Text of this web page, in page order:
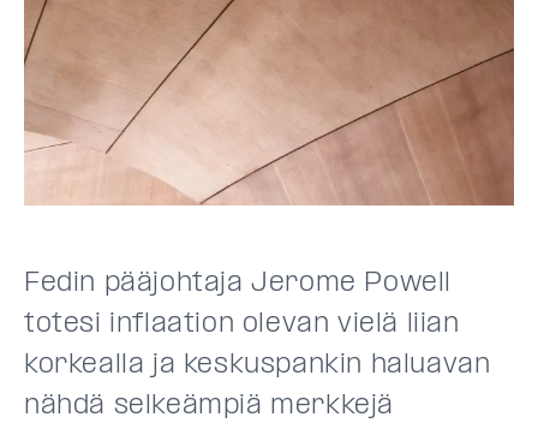
Fedin pääjohtaja Jerome Powell
totesi inflaation olevan vielä liian
korkealla ja keskuspankin haluavan
nähdä selkeämpiä merkkejä